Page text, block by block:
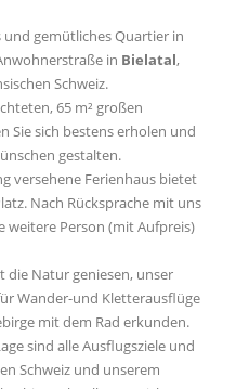
und gemütliches Quartier in
in Bielatal,
Schweiz.
65 m² großen
Sie sich bestens erholen und
gestalten.
versehene Ferienhaus bietet
Nach Rücksprache mit uns
weitere Person (mit Aufpreis)
die Natur geniesen, unser
Wander-und Kletterausflüge
mit dem Rad erkunden.
sind alle Ausflugsziele und
Schweiz und unserem